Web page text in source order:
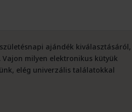
ajándék
milyen elektronikus kütyük
elég univerzális találatokkal